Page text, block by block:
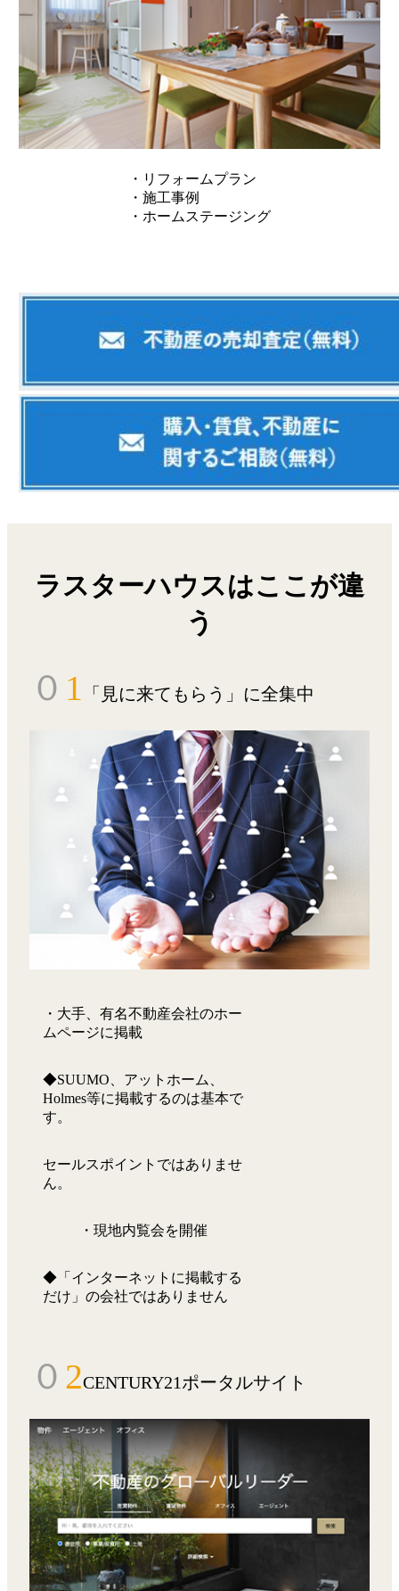
・リフォームプラン
・施工事例
・ホームステージング
ラスターハウスはここが違
う
０ 1 「見に来てもらう」に全集中
・大手、有名不動産会社のホー
ムページに掲載
◆SUUMO、アットホーム、
Holmes等に掲載するのは基本で
す。
セールスポイントではありませ
ん。
・現地内覧会を開催
◆「インターネットに掲載する
だけ」の会社ではありません
０ 2CENTURY21ポータルサイト